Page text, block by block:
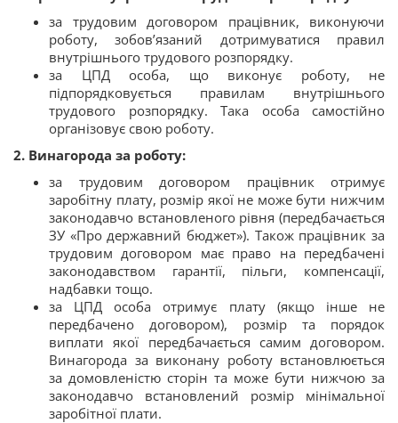
за трудовим договором працівник, виконуючи
роботу, зобов’язаний дотримуватися правил
внутрішнього трудового розпорядку.
за ЦПД особа, що виконує роботу, не
підпорядковується правилам внутрішнього
трудового розпорядку. Така особа самостійно
організовує свою роботу.
2. Винагорода за роботу:
за трудовим договором працівник отримує
заробітну плату, розмір якої не може бути нижчим
законодавчо встановленого рівня (передбачається
ЗУ «Про державний бюджет»). Також працівник за
трудовим договором має право на передбачені
законодавством гарантії, пільги, компенсації,
надбавки тощо.
за ЦПД особа отримує плату (якщо інше не
передбачено договором), розмір та порядок
виплати якої передбачається самим договором.
Винагорода за виконану роботу встановлюється
за домовленістю сторін та може бути нижчою за
законодавчо встановлений розмір мінімальної
заробітної плати.